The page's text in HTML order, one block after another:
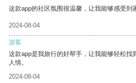
这款app的社区氛围很温馨，让我能够感受到
2024-08-04
游客
这款app是我旅行的好帮手，让我能够轻松找
人情。
2024-08-04